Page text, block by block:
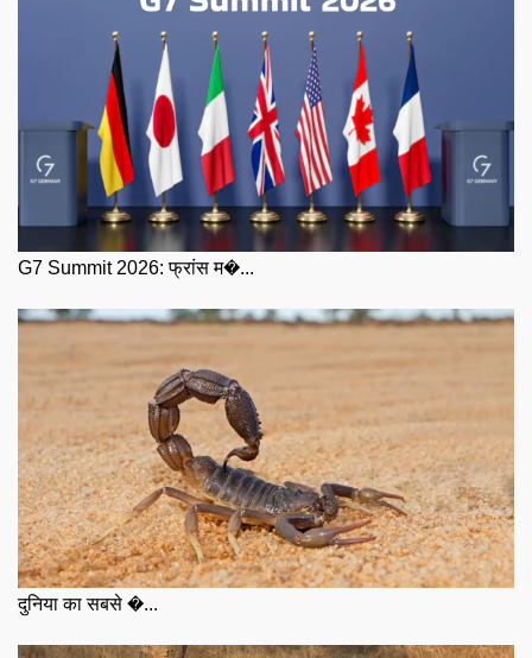
G7 Summit 2026: फ्रांस म�...
दुनिया का सबसे �...